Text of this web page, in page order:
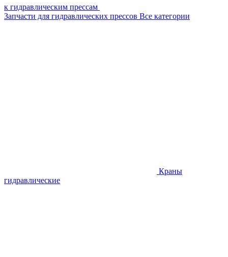
к гидравлическим прессам
Запчасти для гидравлических прессов Все категории
Краны
гидравлические